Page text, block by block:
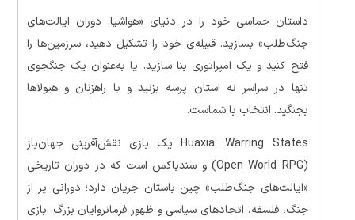
داستان حماسی خود را در دنیای «هواشیا: دوران ایالت‌های
جنگ‌طلب» بسازید. قبیله‌ی خود را تشکیل دهید، سرزمین‌ها را
فتح کنید و یک امپراتوری بنا سازید. یا به‌عنوان یک جنگجوی
تنها در سراسر نه استان پرسه بزنید و با راهزنان و هیولاها
بجنگید. انتخاب با شماست.
Huaxia: Warring States یک بازی نقش‌آفرینی جهان‌باز
(Open World RPG) و سندباکس است که در دوران تاریخی
«ایالت‌های جنگ‌طلب» چین باستان جریان دارد؛ دورانی پر از
جنگ، فلسفه، اتحادهای سیاسی و ظهور فرمانروایان بزرگ. بازی